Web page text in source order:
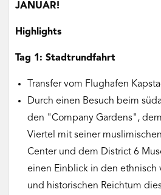
JANUAR!
Highlights
Tag 1: Stadtrundfahrt
Transfer vom Flughafen
Durch einen Besuch beim
den "Company Gardens",
Viertel mit seiner
Center und dem District 6
einen Einblick in den ethnisch
und historischen Reichtum